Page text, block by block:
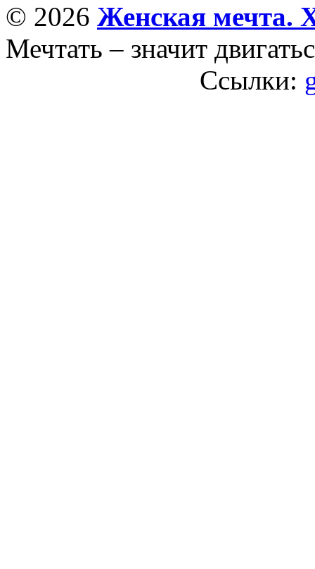
© 2026 Женская мечта.
Мечтать – значит
Ссылки: